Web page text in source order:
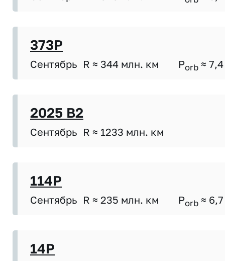
373P
Сентябрь R ≈ 344 млн. км Porb ≈ 7,4
2025 B2
Сентябрь R ≈ 1233 млн. км
114P
Сентябрь R ≈ 235 млн. км Porb ≈ 6,7
14P